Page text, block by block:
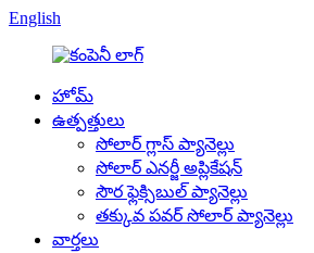
English
హోమ్
ఉత్పత్తులు
సోలార్ గ్లాస్ ప్యానెల్లు
సోలార్ ఎనర్జీ అప్లికేషన్
సౌర ఫ్లెక్సిబుల్ ప్యానెల్లు
తక్కువ పవర్ సోలార్ ప్యానెల్లు
వార్తలు